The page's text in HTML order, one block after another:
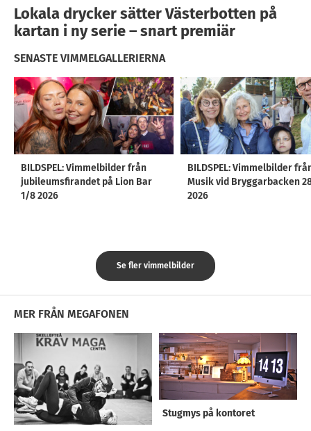
Lokala drycker sätter Västerbotten på
kartan i ny serie – snart premiär
SENASTE VIMMELGALLERIERNA
BILDSPEL: Vimmelbilder från
jubileumsfirandet på Lion Bar
1/8 2026
BILDSPEL: Vimmelbilder
Musik vid Bryggarbacken
2026
Se fler vimmelbilder
MER FRÅN MEGAFONEN
Stugmys på kontoret